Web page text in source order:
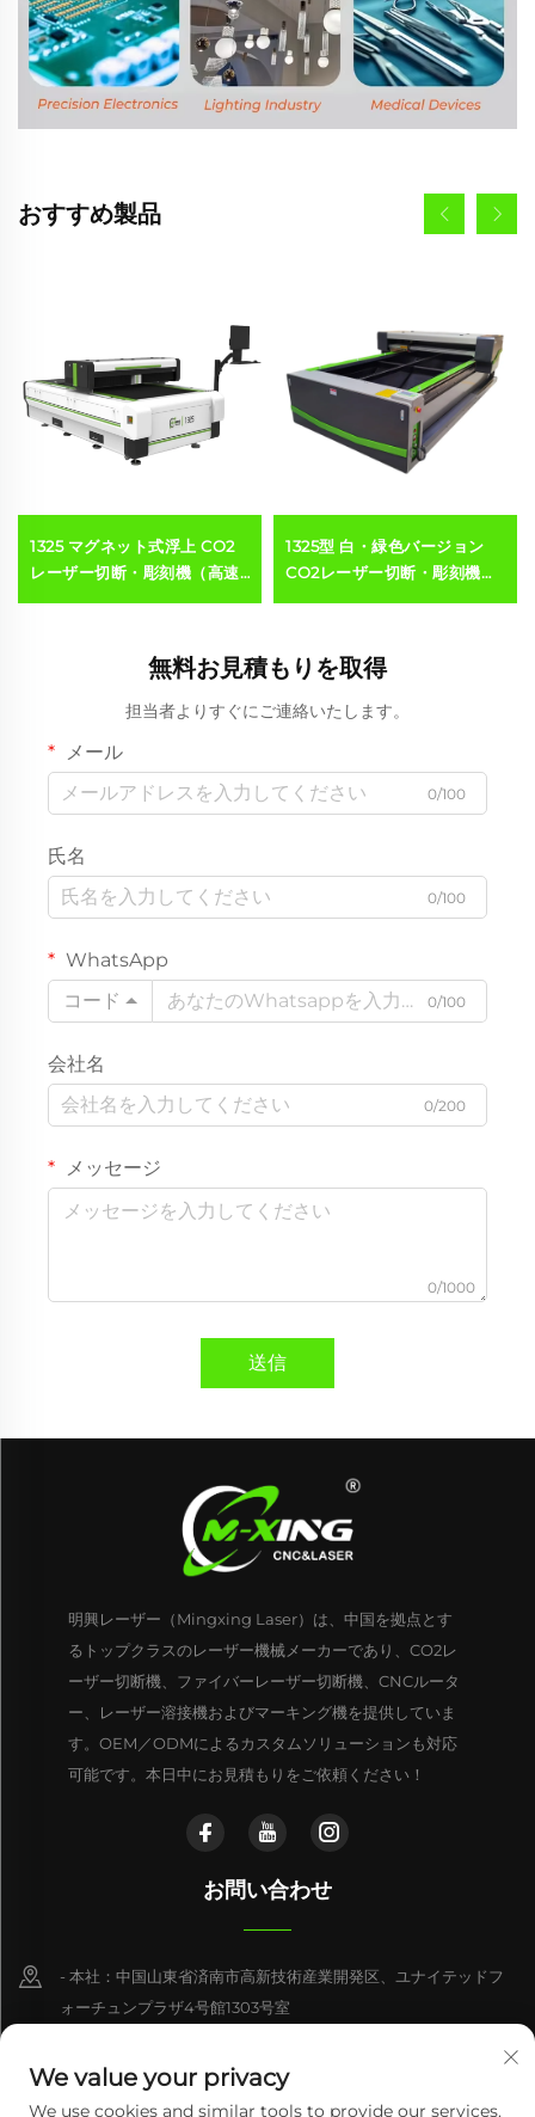
おすすめ製品
1325 マグネット式浮上 CO2
レーザー切断・彫刻機（高速
1325型 白・緑色バージョン
CO2レーザー切断・彫刻機
無料お見積もりを取得
担当者よりすぐにご連絡いたします。
メール
0/100
氏名
0/100
WhatsApp
コード
0/100
会社名
0/200
メッセージ
0/1000
送信
明興レーザー（Mingxing Laser）は、中国を拠点とす
るトップクラスのレーザー機械メーカーであり、CO2レ
ーザー切断機、ファイバーレーザー切断機、CNCルータ
ー、レーザー溶接機およびマーキング機を提供していま
す。OEM／ODMによるカスタムソリューションも対応
可能です。本日中にお見積もりをご依頼ください！
お問い合わせ
- 本社：中国山東省済南市高新技術産業開発区、ユナイテッドフ
ォーチュンプラザ4号館1303号室
+86-15550470662
We value your privacy
We use cookies and similar tools to provide our services.